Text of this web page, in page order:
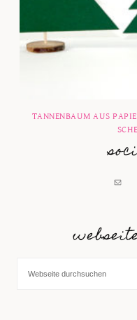
TANNENBAUM AUS